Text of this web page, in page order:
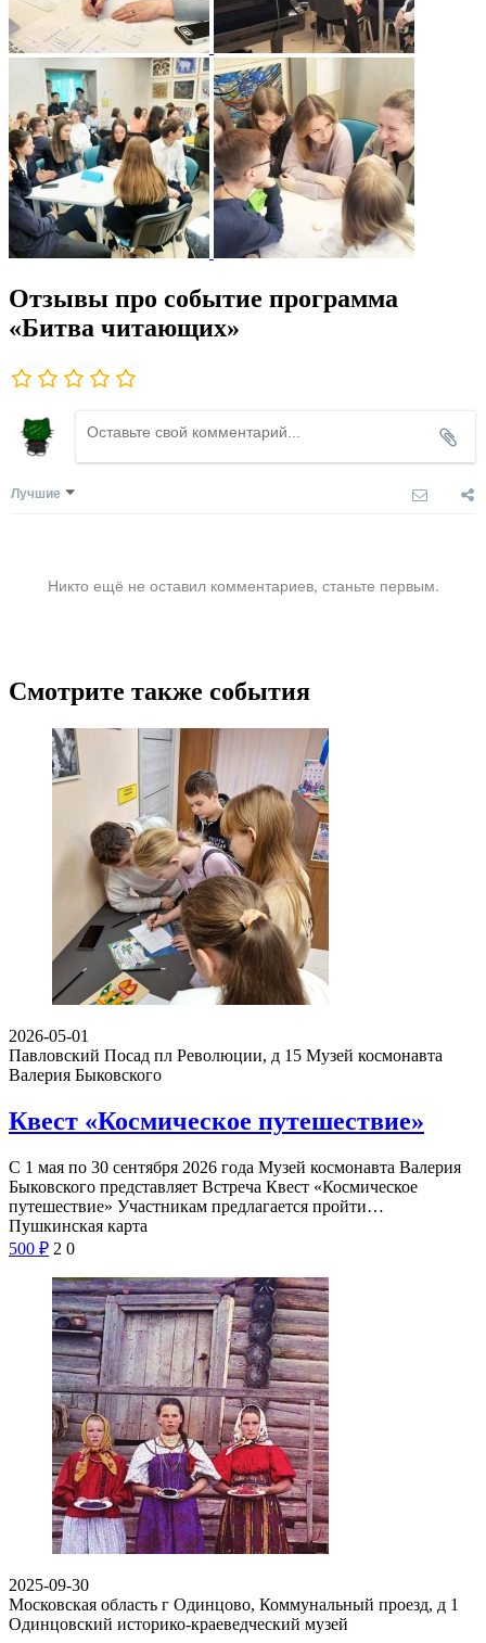
Отзывы про событие программа
«Битва читающих»
Лучшие
Никто ещё не оставил комментариев, станьте первым.
Смотрите также события
2026-05-01
Павловский Посад пл Революции, д 15 Музей космонавта
Валерия Быковского
Квест «Космическое путешествие»
С 1 мая по 30 сентября 2026 года Музей космонавта Валерия
Быковского представляет Встреча Квест «Космическое
путешествие» Участникам предлагается пройти…
Пушкинская карта
500 ₽ 2 0
2025-09-30
Московская область г Одинцово, Коммунальный проезд, д 1
Одинцовский историко-краеведческий музей